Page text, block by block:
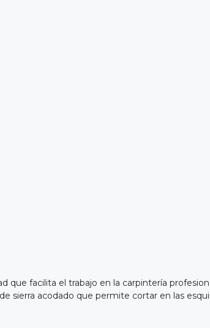
que facilita el trabajo en la carpintería
sierra acodado que permite cortar en las